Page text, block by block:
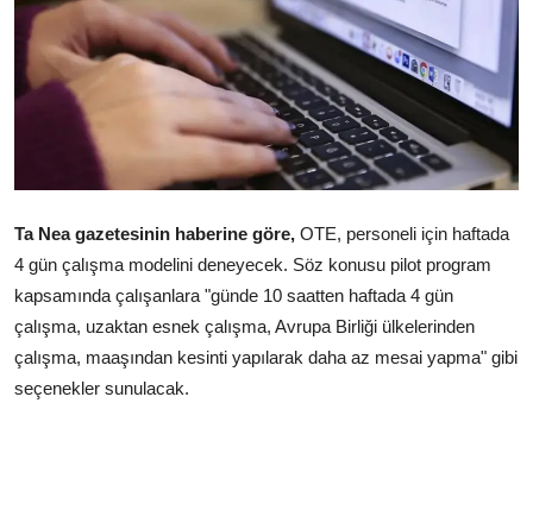
Dünya Haberleri
Çerkezköy
Ta Nea gazetesinin haberine göre, OTE, personeli için haftada
4 gün çalışma modelini deneyecek. Söz konusu pilot program
kapsamında çalışanlara "günde 10 saatten haftada 4 gün
çalışma, uzaktan esnek çalışma, Avrupa Birliği ülkelerinden
çalışma, maaşından kesinti yapılarak daha az mesai yapma" gibi
seçenekler sunulacak.